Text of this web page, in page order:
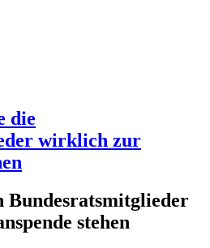
die
wirklich zur
Bundesratsmitglieder
stehen